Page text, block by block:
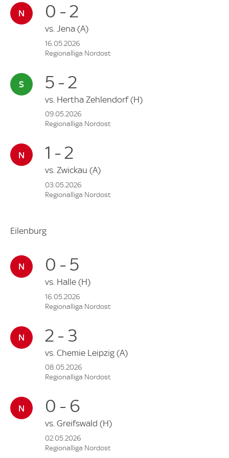
0 - 2
vs. Jena (A)
16.05.2026
Regionalliga Nordost
5 - 2
vs. Hertha Zehlendorf(H)
09.05.2026
Regionalliga Nordost
1 - 2
vs. Zwickau (A)
03.05.2026
Regionalliga Nordost
Eilenburg
0 - 5
vs. Halle (H)
16.05.2026
Regionalliga Nordost
2 - 3
vs. Chemie Leipzig (A)
08.05.2026
Regionalliga Nordost
0 - 6
vs. Greifswald (H)
02.05.2026
Regionalliga Nordost